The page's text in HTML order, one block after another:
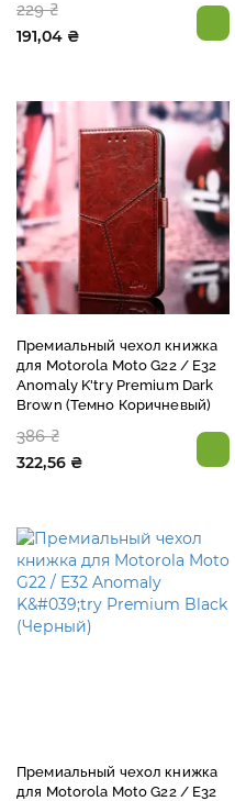
229 ₴
191,04 ₴
Премиальный чехол книжка
для Motorola Moto G22 / E32
Anomaly K'try Premium Dark
Brown (Темно Коричневый)
386 ₴
322,56 ₴
Премиальный чехол книжка
для Motorola Moto G22 / E32